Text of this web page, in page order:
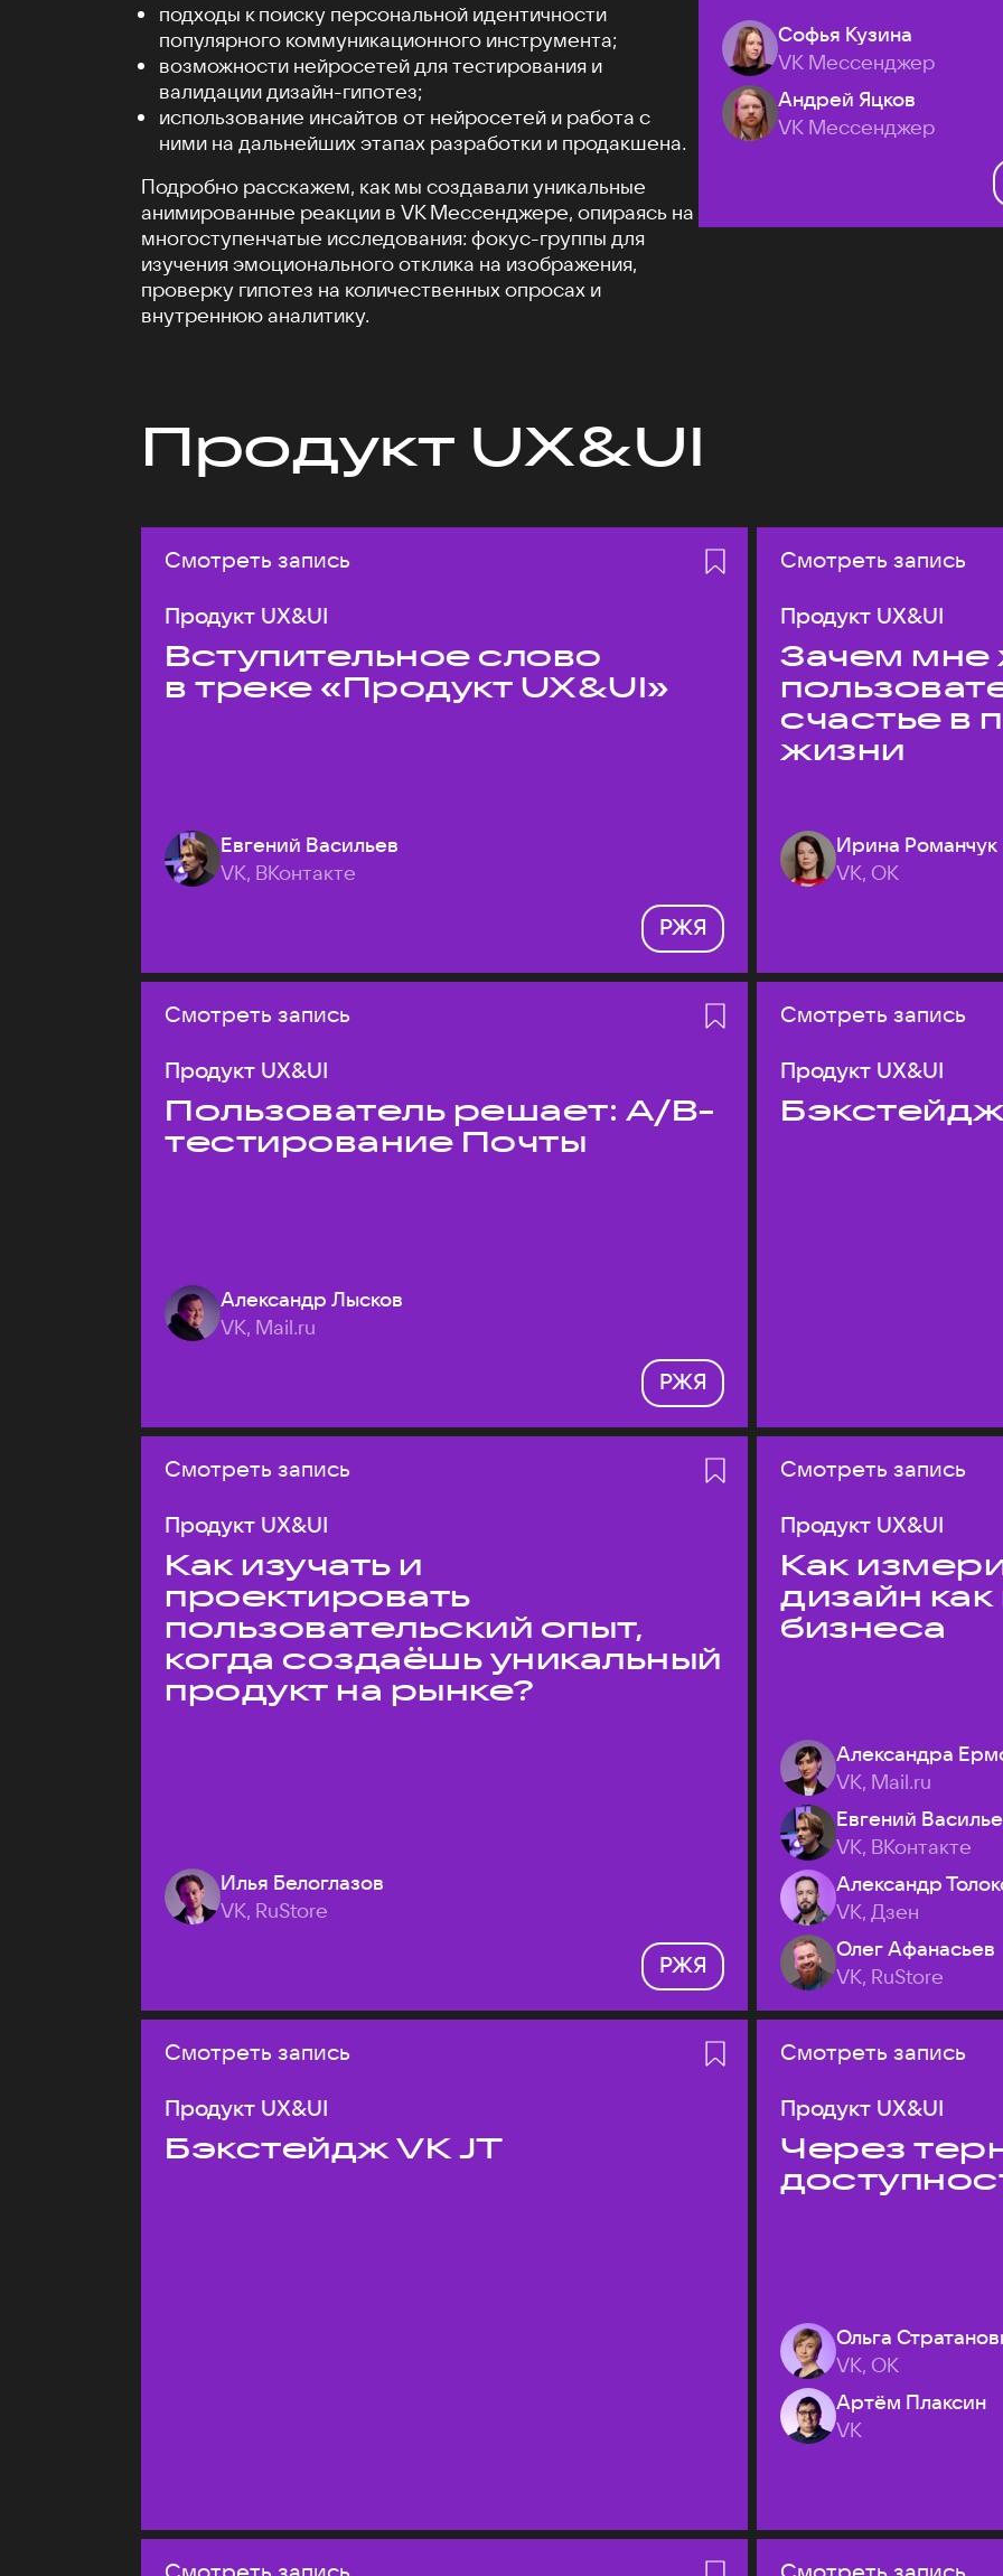
подходы к поиску персональной идентичности
популярного коммуникационного инструмента;
возможности нейросетей для тестирования и
валидации дизайн-гипотез;
использование инсайтов от нейросетей и работа с
ними на дальнейших этапах разработки и продакшена.
Подробно расскажем, как мы создавали уникальные
анимированные реакции в VK Мессенджере, опираясь на
многоступенчатые исследования: фокус-группы для
изучения эмоционального отклика на изображения,
проверку гипотез на количественных опросах и
внутреннюю аналитику.
Софья Кузина
VK Мессенджер
Андрей Яцков
VK Мессенджер
Продукт UX&UI
Смотреть запись
Продукт UX&UI
Вступительное слово
в треке «Продукт UX&UI»
Евгений Васильев
VK, ВКонтакте
РЖЯ
Смотреть запись
Продукт UX&UI
Зачем мне
счастье в
жизни
Ирина Романчук
VK, ОК
Смотреть запись
Продукт UX&UI
Пользователь решает: A/B-
тестирование Почты
Александр Лысков
VK, Mail.ru
РЖЯ
Смотреть запись
Продукт UX&UI
Бэкстейдж
Смотреть запись
Продукт UX&UI
Как изучать и
проектировать
пользовательский опыт,
когда создаёшь уникальный
продукт на рынке?
Илья Белоглазов
VK, RuStore
РЖЯ
Смотреть запись
Продукт UX&UI
Как
дизайн
бизнеса
Александра
VK, Mail.ru
Евгений
VK, ВКонтакте
Александр
VK, Дзен
Олег Афанасьев
VK, RuStore
Смотреть запись
Продукт UX&UI
Бэкстейдж VK JT
Смотреть запись
Продукт UX&UI
Через
Ольга
VK, ОК
Артём Плаксин
VK